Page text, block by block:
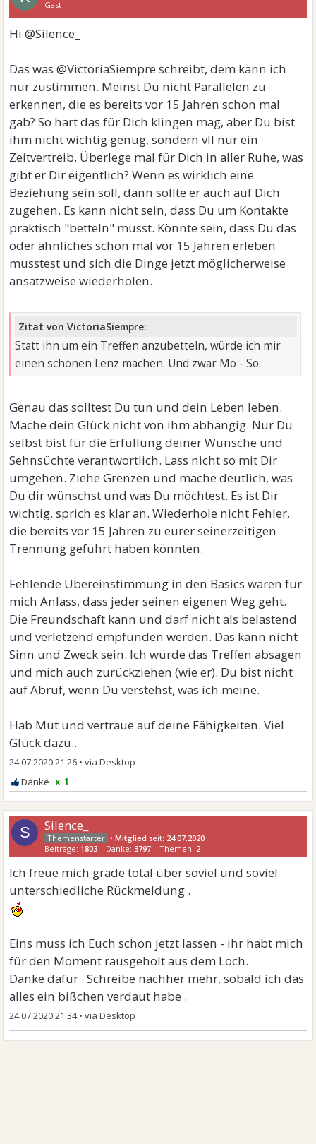
Gast
Hi @Silence_
Das was @VictoriaSiempre schreibt, dem kann ich
nur zustimmen. Meinst Du nicht Parallelen zu
erkennen, die es bereits vor 15 Jahren schon mal
gab? So hart das für Dich klingen mag, aber Du bist
ihm nicht wichtig genug, sondern vll nur ein
Zeitvertreib. Überlege mal für Dich in aller Ruhe, was
gibt er Dir eigentlich? Wenn es wirklich eine
Beziehung sein soll, dann sollte er auch auf Dich
zugehen. Es kann nicht sein, dass Du um Kontakte
praktisch "betteln" musst. Könnte sein, dass Du das
oder ähnliches schon mal vor 15 Jahren erleben
musstest und sich die Dinge jetzt möglicherweise
ansatzweise wiederholen.
Zitat von VictoriaSiempre:
Statt ihn um ein Treffen anzubetteln, würde ich mir
einen schönen Lenz machen. Und zwar Mo - So.
Genau das solltest Du tun und dein Leben leben.
Mache dein Glück nicht von ihm abhängig. Nur Du
selbst bist für die Erfüllung deiner Wünsche und
Sehnsüchte verantwortlich. Lass nicht so mit Dir
umgehen. Ziehe Grenzen und mache deutlich, was
Du dir wünschst und was Du möchtest. Es ist Dir
wichtig, sprich es klar an. Wiederhole nicht Fehler,
die bereits vor 15 Jahren zu eurer seinerzeitigen
Trennung geführt haben könnten.
Fehlende Übereinstimmung in den Basics wären für
mich Anlass, dass jeder seinen eigenen Weg geht.
Die Freundschaft kann und darf nicht als belastend
und verletzend empfunden werden. Das kann nicht
Sinn und Zweck sein. Ich würde das Treffen absagen
und mich auch zurückziehen (wie er). Du bist nicht
auf Abruf, wenn Du verstehst, was ich meine.
Hab Mut und vertraue auf deine Fähigkeiten. Viel
Glück dazu..
24.07.2020 21:26 •
x 1
S Silence_
•Mitglied seit: 24.07.2020
Beiträge: 1803 Danke:3797 Themen: 2
Ich freue mich grade total über soviel und soviel
unterschiedliche Rückmeldung .
Eins muss ich Euch schon jetzt lassen - ihr habt mich
für den Moment rausgeholt aus dem Loch.
Danke dafür . Schreibe nachher mehr, sobald ich das
alles ein bißchen verdaut habe .
24.07.2020 21:34•